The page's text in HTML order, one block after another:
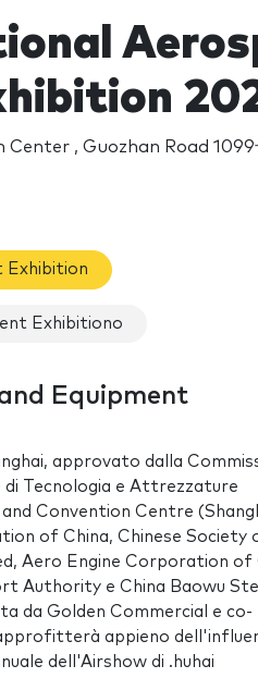
, Guozhan Road 1099
Exhibition
Exhibitiono
Equipment
approvato dalla
di Tecnologia e Attrezzature
Convention Centre
of China, Chinese Society
Aero Engine Corporation of
Authority e China Baowu
da Golden Commercial e co-
appieno
dell'Airshow di .huhai